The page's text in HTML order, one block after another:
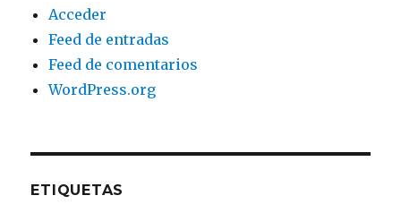
Acceder
Feed de entradas
Feed de comentarios
WordPress.org
ETIQUETAS